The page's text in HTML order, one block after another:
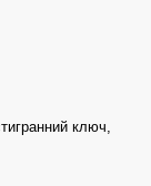
ключ,